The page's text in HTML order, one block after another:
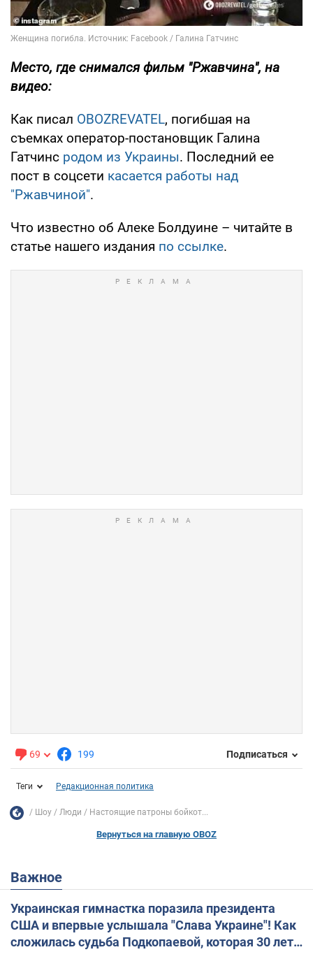
Место, где снимался фильм "Ржавчина", на
видео:
Как писал OBOZREVATEL, погибшая на
съемках оператор-постановщик Галина
Гатчинс родом из Украины. Последний ее
пост в соцсети касается работы над
"Ржавчиной".
Что известно об Алеке Болдуине – читайте в
статье нашего издания по ссылке.
69 199 Подписаться
Теги Редакционная политика
Шоу Люди Настоящие патроны бойкот...
Вернуться на главную OBOZ
Важное
Украинская гимнастка поразила президента
США и впервые услышала "Слава Украине"! Как
сложилась судьба Подкопаевой, которая 30 лет